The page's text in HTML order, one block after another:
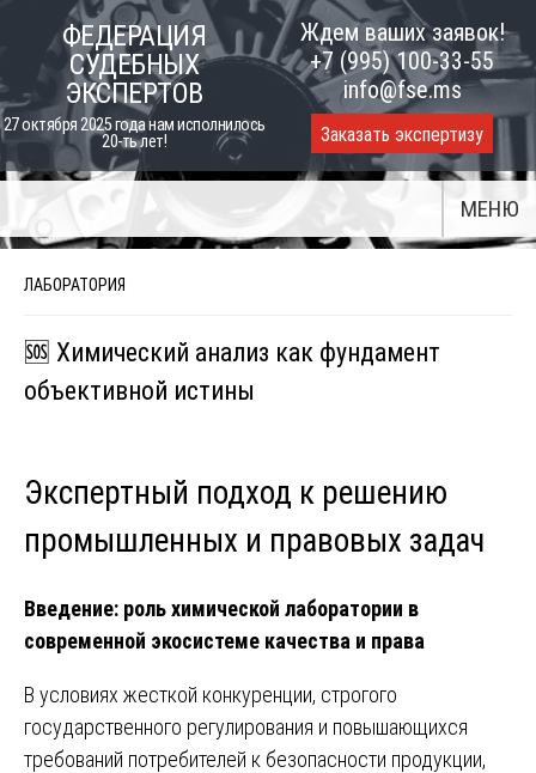
content
ФЕДЕРАЦИЯ
СУДЕБНЫХ
ЭКСПЕРТОВ
27 октября 2025 года нам исполнилось
20-ть лет!
Ждем ваших заявок!
+7 (995) 100-33-55
info@fse.ms
Заказать экспертизу
МЕНЮ
ЛАБОРАТОРИЯ
🆘 Химический анализ как фундамент
объективной истины
Экспертный подход к решению
промышленных и правовых задач
Введение: роль химической лаборатории в
современной экосистеме качества и права
В условиях жесткой конкуренции, строгого
государственного регулирования и повышающихся
требований потребителей к безопасности продукции,